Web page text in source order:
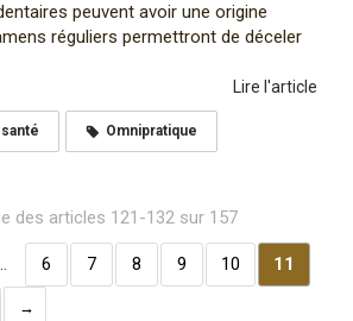
peuvent avoir une origine
réguliers permettront de déceler
Lire l'article
Omnipratique
des articles 121-132 sur 157
6 7 8 9 10 11